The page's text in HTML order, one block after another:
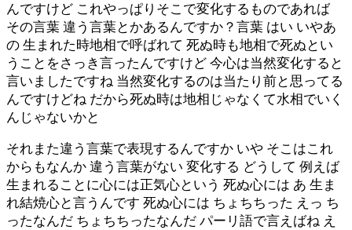
んですけど これやっぱりそこで変化するものであれば
その言葉 違う言葉とかあるんですか？言葉 はい いやあ
の 生まれた時地相で呼ばれて 死ぬ時も地相で死ぬとい
うことをさっき言ったんですけど 今心は当然変化すると
言いましたですね 当然変化するのは当たり前と思ってる
んですけどね だから死ぬ時は地相じゃなくて水相でいく
んじゃないかと
それまた違う言葉で表現するんですか いや そこはこれ
からもなんか 違う言葉がない 変化する どうして 例えば
生まれることに心には正気心という 死ぬ心には あ 生ま
れ結焼心と言うんです 死ぬ心には ちょちちった えっ ち
ったなんだ ちょちちったなんだ パーリ語で言えばね え